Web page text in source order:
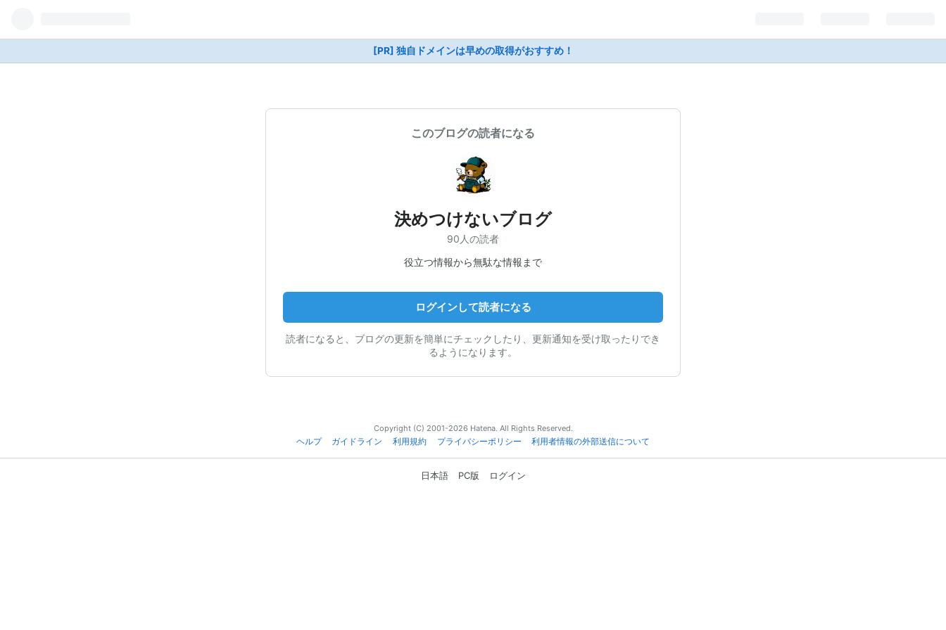
[PR] 独自ドメインは早めの取得がおすすめ！
このブログの読者になる
決めつけないブログ
90人の読者
役立つ情報から無駄な情報まで
ログインして読者になる
読者になると、ブログの更新を簡単にチェックしたり、更新通知を受け取ったりでき
るようになります。
Copyright (C) 2001-2026 Hatena. All Rights Reserved.
ヘルプ
ガイドライン 利用規約 プライバシーポリシー 利用者情報の外部送信について
日本語 PC版 ログイン